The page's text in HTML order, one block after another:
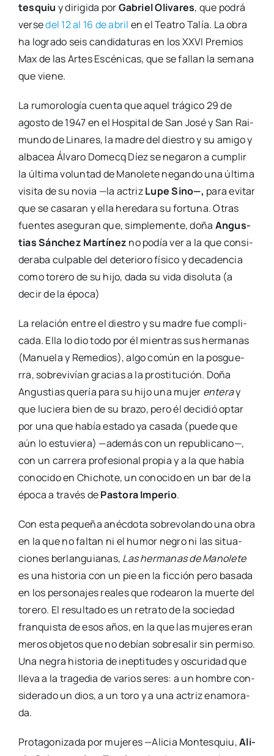
tes­quiu y diri­gi­da porGabriel Oli­va­res, que podrá
ver­sedel 12 al 16 de abril en el Tea­tro Talía. La obra
ha logra­do seis can­di­da­tu­ras en los XXVI Pre­mios
Max de las Artes Escé­ni­cas, que se fallan la sema­na
que vie­ne.
La rumo­ro­lo­gía cuen­ta que aquel trá­gi­co 29 de
agos­to de 1947 en el Hos­pi­tal de San José y San Rai­
mun­do de Lina­res, la madre del dies­tro y su ami­go y
alba­cea Álva­ro Domecq Díez se nega­ron a cum­plir
la últi­ma volun­tad de Mano­le­te negan­do una últi­ma
visi­ta de su novia —la actrizLupe Sino—, para evi­tar
que se casa­ran y ella here­da­ra su for­tu­na. Otras
fuen­tes ase­gu­ran que, sim­ple­men­te, doña Angus­
tias Sán­chez Mar­tí­nez no podía ver a la que con­si­
de­ra­ba cul­pa­ble del dete­rio­ro físi­co y deca­den­cia
como tore­ro de su hijo, dada su vida diso­lu­ta (a
decir de la épo­ca)
La rela­ción entre el dies­tro y su madre fue com­pli­
ca­da. Ella lo dio todo por él mien­tras sus her­ma­nas
(Manue­la y Reme­dios), algo común en la pos­gue­
rra, sobre­vi­vían gra­cias a la pros­ti­tu­ción. Doña
Angus­tias que­ría para su hijo una mujer ente­ray
que lucie­ra bien de su bra­zo, pero él deci­dió optar
por una que había esta­do ya casa­da (pue­de que
aún lo estu­vie­ra) —ade­más con un repu­bli­cano—,
con un carre­ra pro­fe­sio­nal pro­pia y a la que había
cono­ci­do en Chi­cho­te, un cono­ci­do en un bar de la
épo­ca a tra­vés dePas­to­ra Impe­rio.
Con esta peque­ña anéc­do­ta sobre­vo­lan­do una obra
en la que no fal­tan ni el humor negro ni las situa­
cio­nes ber­lan­guia­nas, Las her­ma­nas de Mano­le­te
es una his­to­ria con un pie en la fic­ción pero basa­da
en los per­so­na­jes reales que rodea­ron la muer­te del
tore­ro. El resul­ta­do es un retra­to de la socie­dad
fran­quis­ta de esos años, en la que las muje­res eran
meros obje­tos que no debían sobre­sa­lir sin per­mi­so.
Una negra his­to­ria de inep­ti­tu­des y oscu­ri­dad que
lle­va a la tra­ge­dia de varios seres: a un hom­bre con­
si­de­ra­do un dios, a un toro y a una actriz ena­mo­ra­
da.
Pro­ta­go­ni­za­da por muje­res —Ali­cia Mon­tes­quiu,Ali­